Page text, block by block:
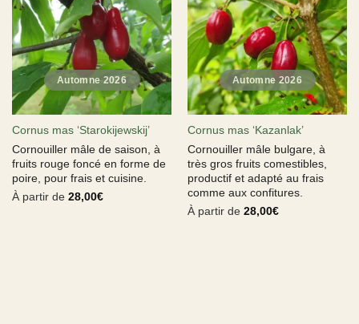
Cornus mas ‘Starokijewskij’
Cornouiller mâle de saison, à
fruits rouge foncé en forme de
poire, pour frais et cuisine.
À partir de 28,00€
Cornus mas ‘Kazanlak’
Cornouiller mâle bulgare, à
très gros fruits comestibles,
productif et adapté au frais
comme aux confitures.
À partir de 28,00€